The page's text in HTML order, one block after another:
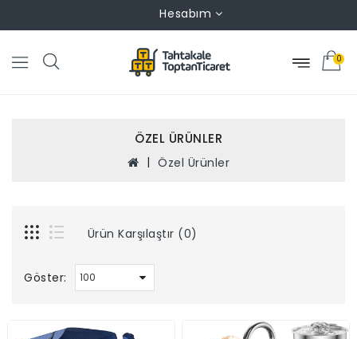
Hesabım
0
ÖZEL ÜRÜNLER
Özel Ürünler
Ürün Karşılaştır (0)
Göster: